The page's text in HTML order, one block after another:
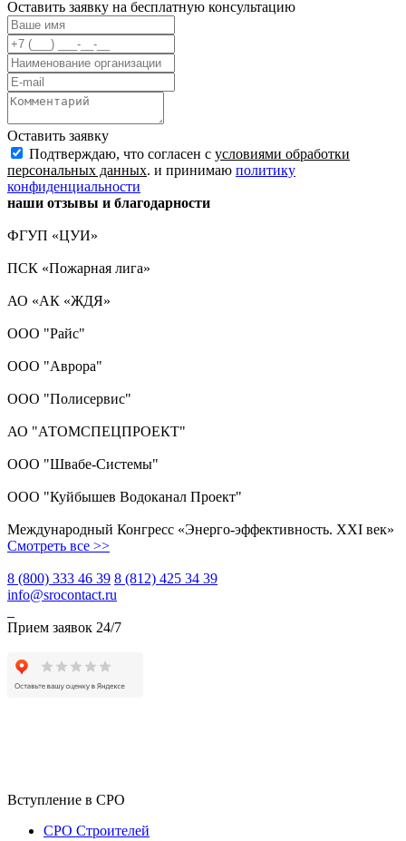
Оставить заявку на бесплатную консультацию
Оставить заявку
Подтверждаю, что согласен с условиями обработки
персональных данных. и принимаю политику
конфиденциальности
наши отзывы и благодарности
ФГУП «ЦУИ»
ПСК «Пожарная лига»
АО «АК «ЖДЯ»
ООО "Райс"
ООО "Аврора"
ООО "Полисервис"
АО "АТОМСПЕЦПРОЕКТ"
ООО "Швабе-Системы"
ООО "Куйбышев Водоканал Проект"
Международный Конгресс «Энерго-эффективность. XXI век»
Смотреть все >>
8 (800) 333 46 39 8 (812) 425 34 39
info@srocontact.ru
Прием заявок 24/7
Вступление в СРО
СРО Строителей